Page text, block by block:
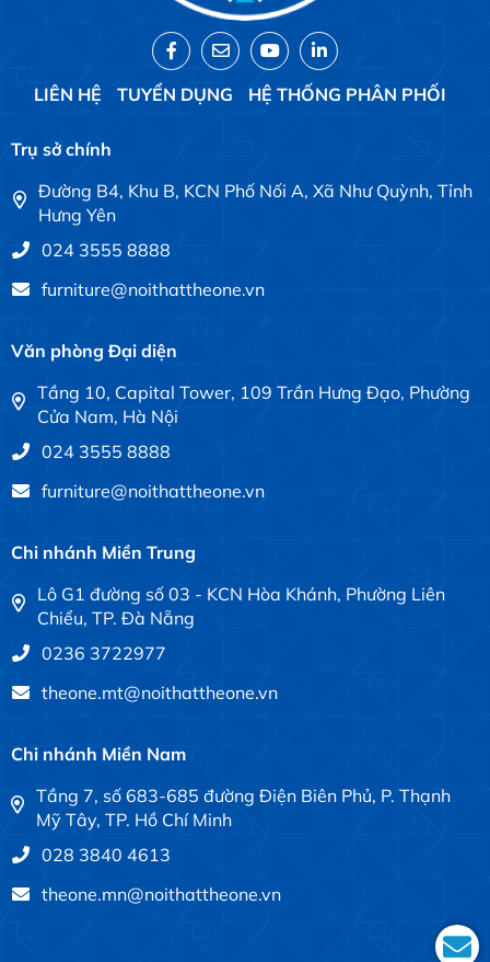
LIÊN HỆ TUYỂN DỤNG HỆ THỐNG PHÂN PHỐI
Trụ sở chính
Đường B4, Khu B, KCN Phố Nối A, Xã Như Quỳnh, Tỉnh
Hưng Yên
024 3555 8888
furniture@noithattheone.vn
Văn phòng Đại diện
Tầng 10, Capital Tower, 109 Trần Hưng Đạo, Phường
Cửa Nam, Hà Nội
024 3555 8888
furniture@noithattheone.vn
Chi nhánh Miền Trung
Lô G1 đường số 03 - KCN Hòa Khánh, Phường Liên
Chiểu, TP. Đà Nẵng
0236 3722977
theone.mt@noithattheone.vn
Chi nhánh Miền Nam
Tầng 7, số 683-685 đường Điện Biên Phủ, P. Thạnh
Mỹ Tây, TP. Hồ Chí Minh
028 3840 4613
theone.mn@noithattheone.vn